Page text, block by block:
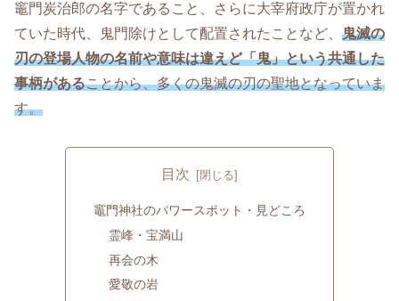
竈門炭治郎の名字であること、さらに大宰府政庁が置かれ
ていた時代、鬼門除けとして配置されたことなど、 鬼滅の
刃の登場人物の名前や意味は違えど「鬼」という共通した
事柄があることから、多くの鬼滅の刃の聖地となっていま
す。
目次
竈門神社のパワースポット・見どころ
霊峰・宝満山
再会の木
愛敬の岩